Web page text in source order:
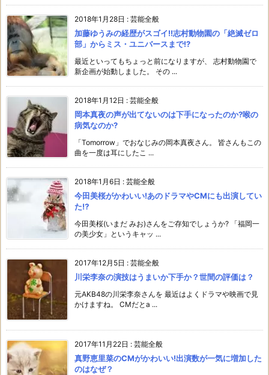
2018年1月28日 : 芸能全般
加藤ゆうみの経歴がスゴイ!!志村動物園の「絶滅ゼロ
部」からミス・ユニバースまで!?
最近といってもちょっと前になりますが、 志村動物園で
新企画が始動しました。 その ...
2018年1月12日 : 芸能全般
岡本真夜の声が出てないのは下手になったのか?喉の
病気なのか?
「Tomorrow」でおなじみの岡本真夜さん。 皆さんもこの
曲を一度は耳にしたこ ...
2018年1月6日 : 芸能全般
今田美桜がかわいい!あのドラマやCMにも出演してい
た⁉︎
今田美桜(いまだ みお)さんをご存知でしょうか? 「福岡一
の美少女」というキャッ ...
2017年12月5日 : 芸能全般
川栄李奈の演技はうまいか下手か？世間の評価は？
元AKB48の川栄李奈さんを 最近はよくドラマや映画で見
かけますね。 CMだとa ...
2017年11月22日 : 芸能全般
真野恵里菜のCMがかわいい!出演数が一気に増加した
のはなぜ？